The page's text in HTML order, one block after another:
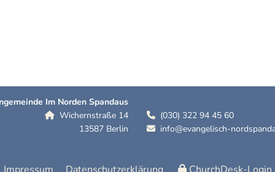
Im Norden Spandaus
 Wichernstraße 14
13587 Berlin
 (030) 322 94 45 60
 info@evangelisch-